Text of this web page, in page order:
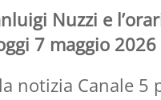
Nuzzi e
7 maggio 2026
notizia Canale 5